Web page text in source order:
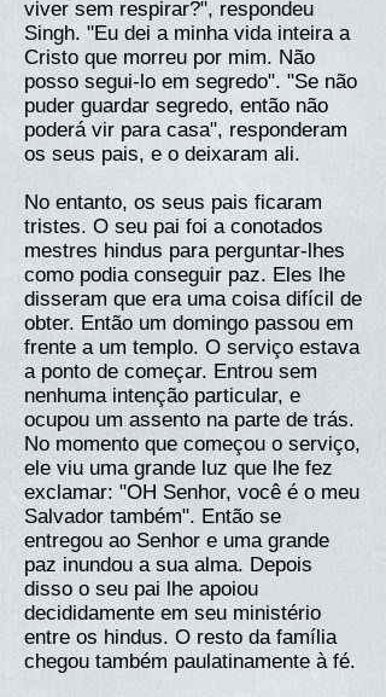
viver sem respirar?", respondeu
Singh. "Eu dei a minha vida inteira a
Cristo que morreu por mim. Não
posso segui-lo em segredo". "Se não
puder guardar segredo, então não
poderá vir para casa", responderam
os seus pais, e o deixaram ali.
No entanto, os seus pais ficaram
tristes. O seu pai foi a conotados
mestres hindus para perguntar-lhes
como podia conseguir paz. Eles lhe
disseram que era uma coisa difícil de
obter. Então um domingo passou em
frente a um templo. O serviço estava
a ponto de começar. Entrou sem
nenhuma intenção particular, e
ocupou um assento na parte de trás.
No momento que começou o serviço,
ele viu uma grande luz que lhe fez
exclamar: "OH Senhor, você é o meu
Salvador também". Então se
entregou ao Senhor e uma grande
paz inundou a sua alma. Depois
disso o seu pai lhe apoiou
decididamente em seu ministério
entre os hindus. O resto da família
chegou também paulatinamente à fé.